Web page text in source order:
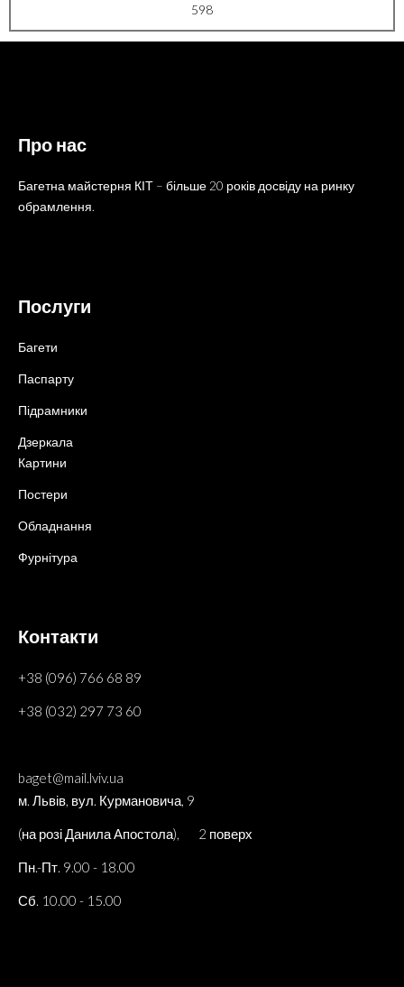
598
Про нас
Багетна майстерня КІТ – більше 20 років досвіду на ринку
обрамлення.
Послуги
Багети
Паспарту
Підрамники
Дзеркала
Картини
Постери
Обладнання
Фурнітура
Контакти
+38 (096) 766 68 89
+38 (032) 297 73 60
baget@mail.lviv.ua
м. Львів, вул. Курмановича, 9
(на розі Данила Апостола), 2 поверх
Пн.-Пт. 9.00 - 18.00
Сб. 10.00 - 15.00